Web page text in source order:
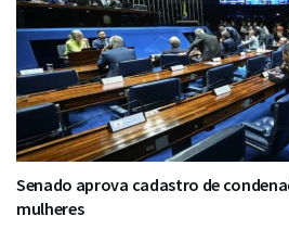
Senado aprova cadastro de
mulheres